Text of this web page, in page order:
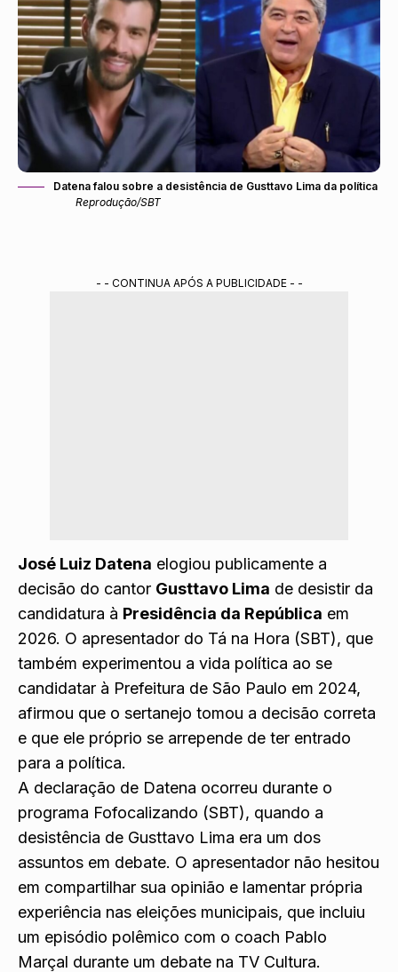
Datena falou sobre a desistência de Gusttavo Lima da política
Reprodução/SBT
- - CONTINUA APÓS A PUBLICIDADE - -
José Luiz Datena elogiou publicamente a
decisão do cantor Gusttavo Lima de desistir da
candidatura à Presidência da República em
2026. O apresentador do Tá na Hora (SBT), que
também experimentou a vida política ao se
candidatar à Prefeitura de São Paulo em 2024,
afirmou que o sertanejo tomou a decisão correta
e que ele próprio se arrepende de ter entrado
para a política.
A declaração de Datena ocorreu durante o
programa Fofocalizando (SBT), quando a
desistência de Gusttavo Lima era um dos
assuntos em debate. O apresentador não hesitou
em compartilhar sua opinião e lamentar própria
experiência nas eleições municipais, que incluiu
um episódio polêmico com o coach Pablo
Marçal durante um debate na TV Cultura.